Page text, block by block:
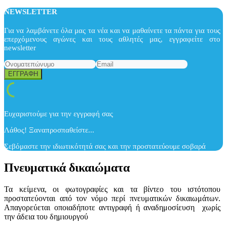
NEWSLETTER
Για να λαμβάνετε όλα μας τα νέα και να μαθαίνετε τα πάντα για τους
επερχόμενους αγώνες και τους αθλητές μας, εγγραφείτε στο
newsletter
Ευχαριστούμε για την εγγραφή σας
Λάθος! Ξαναπροσπαθείστε...
Σεβόμαστε την ιδιωτικότητά σας και την προστατεύουμε σοβαρά
Πνευματικά δικαιώματα
Τα κείμενα, οι φωτογραφίες και τα βίντεο του ιστότοπου
προστατεύονται από τον νόμο περί πνευματικών δικαιωμάτων.
Απαγορεύεται οποιαδήποτε αντιγραφή ή αναδημοσίευση χωρίς
την άδεια του δημιουργού